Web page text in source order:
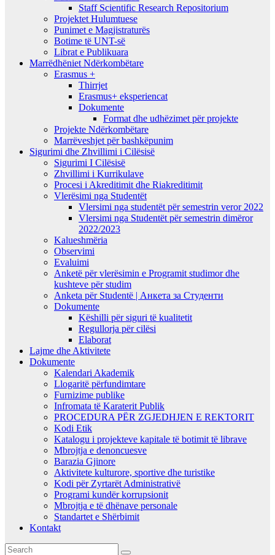
Staff Scientific Research Repositorium
Projektet Hulumtuese
Punimet e Magjistraturës
Botime të UNT-së
Librat e Publikuara
Marrëdhëniet Ndërkombëtare
Erasmus +
Thirrjet
Erasmus+ eksperiencat
Dokumente
Format dhe udhëzimet për projekte
Projekte Ndërkombëtare
Marrëveshjet për bashkëpunim
Sigurimi dhe Zhvillimi i Cilësisë
Sigurimi I Cilësisë
Zhvillimi i Kurrikulave
Procesi i Akreditimit dhe Riakreditimit
Vlerësimi nga Studentët
Vlersimi nga studentët për semestrin veror 2022
Vlersimi nga Studentët për semestrin dimëror
2022/2023
Kalueshmëria
Observimi
Evaluimi
Anketë për vlerësimin e Programit studimor dhe
kushteve për studim
Anketa për Studentë | Анкета за Студенти
Dokumente
Këshilli për siguri të kualitetit
Regullorja për cilësi
Elaborat
Lajme dhe Aktivitete
Dokumente
Kalendari Akademik
Llogaritë përfundimtare
Furnizime publike
Infromata të Karaterit Publik
PROCEDURA PËR ZGJEDHJEN E REKTORIT
Kodi Etik
Katalogu i projekteve kapitale të botimit të librave
Mbrojtja e denoncuesve
Barazia Gjinore
Aktivitete kulturore, sportive dhe turistike
Kodi për Zyrtarët Administrativë
Programi kundër korrupsionit
Mbrojtja e të dhënave personale
Standartet e Shërbimit
Kontakt